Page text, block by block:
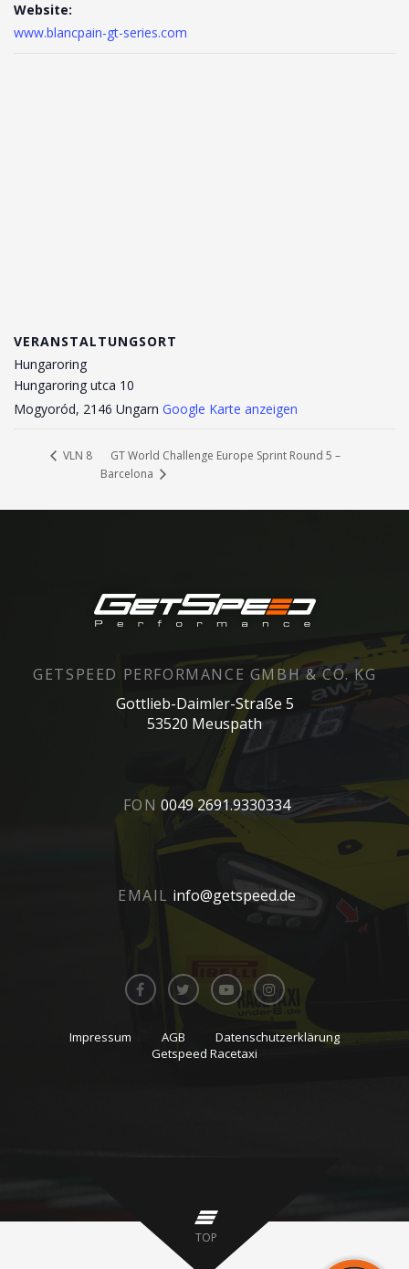
Website:
www.blancpain-gt-series.com
VERANSTALTUNGSORT
Hungaroring
Hungaroring utca 10
Mogyoród, 2146 Ungarn Google Karte anzeigen
VLN 8
GT World Challenge Europe Sprint Round 5 –
Barcelona
GETSPEED PERFORMANCE GMBH & CO. KG
Gottlieb-Daimler-Straße 5
53520 Meuspath
FON 0049 2691.9330334
EMAIL info@getspeed.de
Impressum AGB
Datenschutzerklärung
Getspeed Racetaxi
TOP